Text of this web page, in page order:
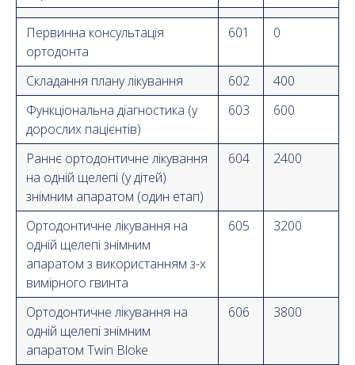
Первинна консультація
ортодонта
601 0
Складання плану лікування 602
400
Функціональна діагностика (у
дорослих пацієнтів)
603 600
Раннє ортодонтичне лікування
на одній щелепі (у дітей)
знімним апаратом (один етап)
604 2400
Ортодонтичне лікування на
одній щелепі знімним
апаратом з використанням з-х
вимірного гвинта
605 3200
Ортодонтичне лікування на
одній щелепі знімним
апаратом Twin Bloke
606 3800